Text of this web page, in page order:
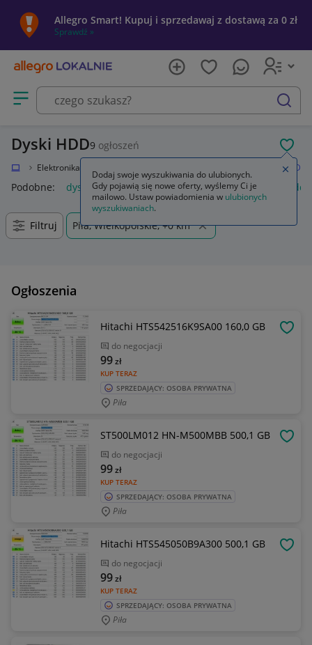
Allegro Smart! Kupuj i sprzedawaj z dostawą za 0 zł
Sprawdź »
Otwórz menu z kategoriami
szukaj
Dyski HDD9 ogłoszeń
Elektronika Dyski HDD
Podobne: dysk hdd dysk hdd 1tb dysk hdd 2tb dysk hdd
Filtruj Piła, Wielkopolskie, +0 km
Ogłoszenia
Hitachi HTS542516K9SA00 160,0 GB
do negocjacji
KUP TERAZ
99zł
SPRZEDAJĄCY: OSOBA PRYWATNA
Piła
ST500LM012 HN-M500MBB 500,1 GB
do negocjacji
KUP TERAZ
99zł
SPRZEDAJĄCY: OSOBA PRYWATNA
Piła
Hitachi HTS545050B9A300 500,1 GB
do negocjacji
KUP TERAZ
99zł
SPRZEDAJĄCY: OSOBA PRYWATNA
Piła
Dodaj swoje wyszukiwania do ulubionych.
Gdy pojawią się nowe oferty, wyślemy Ci je
mailowo. Ustaw powiadomienia w ulubionych
wyszukiwaniach.